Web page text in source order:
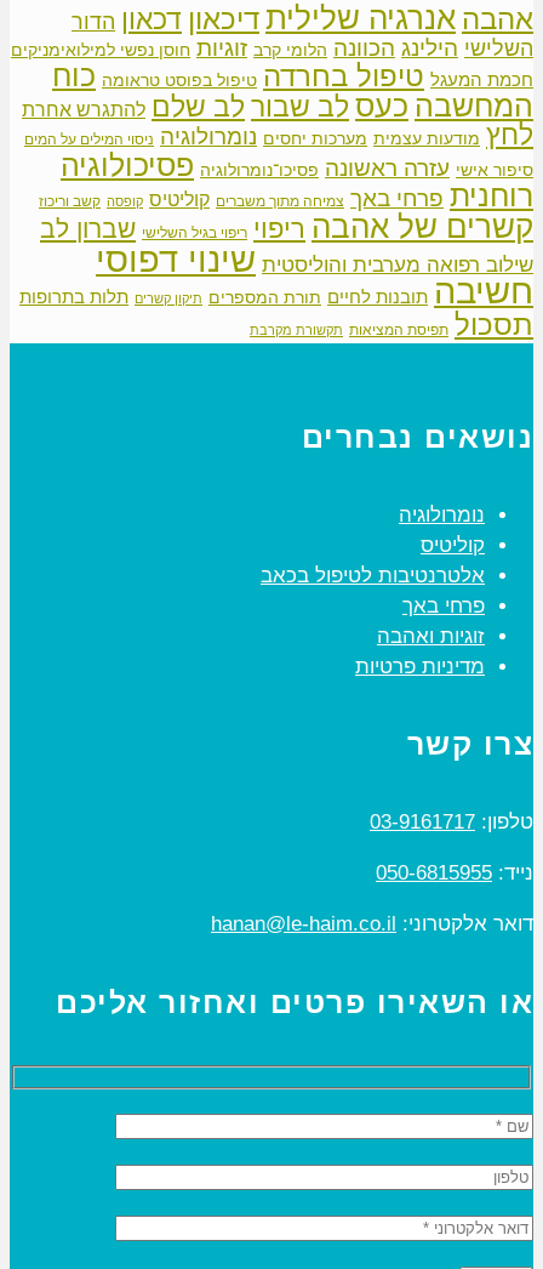
אהבה אנרגיה שליליתדיכאון דכאון הדור
השלישי הילינג הכוונה הלומי קרב זוגיות חוסן נפשי למילואימניקים
חכמת המעגל טיפול בחרדה טיפול בפוסט טראומה כוח
המחשבה כעס לב שבור לב שלם להתגרש אחרת
לחץ מודעות עצמית מערכות יחסים נומרולוגיה ניסוי המילים על המים
סיפור אישי עזרה ראשונה פסיכו־נומרולוגיה פסיכולוגיה
רוחנית פרחי באך צמיחה מתוך משברים קוליטיס קופסה קשב וריכוז
קשרים של אהבה ריפוי ריפוי בגיל השלישי שברון לב
שילוב רפואה מערבית והוליסטית שינוי דפוסי
חשיבה תובנות לחיים תורת המספרים תיקון קשרים תלות בתרופות
תסכול תפיסת המציאות תקשורת מקרבת
נושאים נבחרים
נומרולוגיה
קוליטיס
אלטרנטיבות לטיפול בכאב
פרחי באך
זוגיות ואהבה
מדיניות פרטיות
צרו קשר
טלפון: 03-9161717
נייד: 050-6815955
דואר אלקטרוני: hanan@le-haim.co.il
או השאירו פרטים ואחזור אליכם